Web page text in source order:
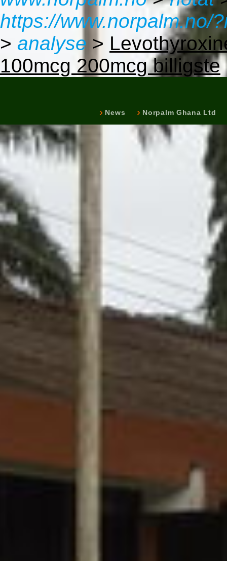
https://www.norpalm.no/
> analyse >
100mcg 200mcg billigste
News Norpalm Ghana Ltd